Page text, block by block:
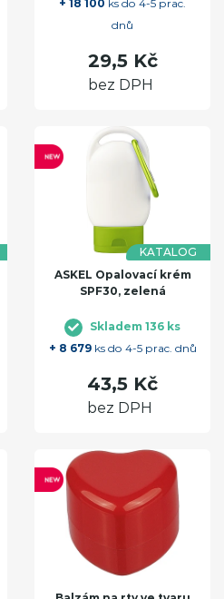
+ 18 100 ks do 4-5 prac.
dnů
29,5 Kč
bez DPH
KATALOG
ASKEL Opalovací krém
SPF30, zelená
Skladem 136 ks
+ 8 679ks do 4-5 prac. dnů
43,5 Kč
bez DPH